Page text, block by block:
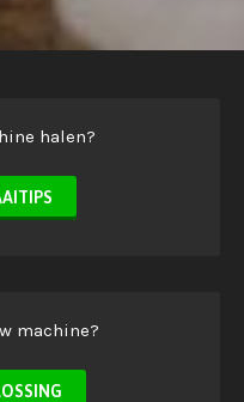
halen?
machine?